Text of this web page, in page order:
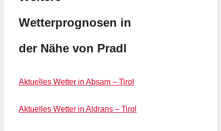
Wetterprognosen in
der Nähe von Pradl
Aktuelles Wetter in Absam – Tirol
Aktuelles Wetter in Aldrans – Tirol